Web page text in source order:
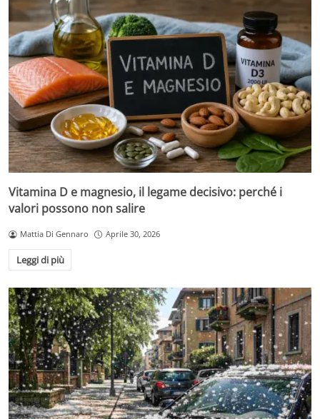
Vitamina D e magnesio, il legame decisivo: perché i
valori possono non salire
Mattia Di Gennaro Aprile 30, 2026
Leggi di più